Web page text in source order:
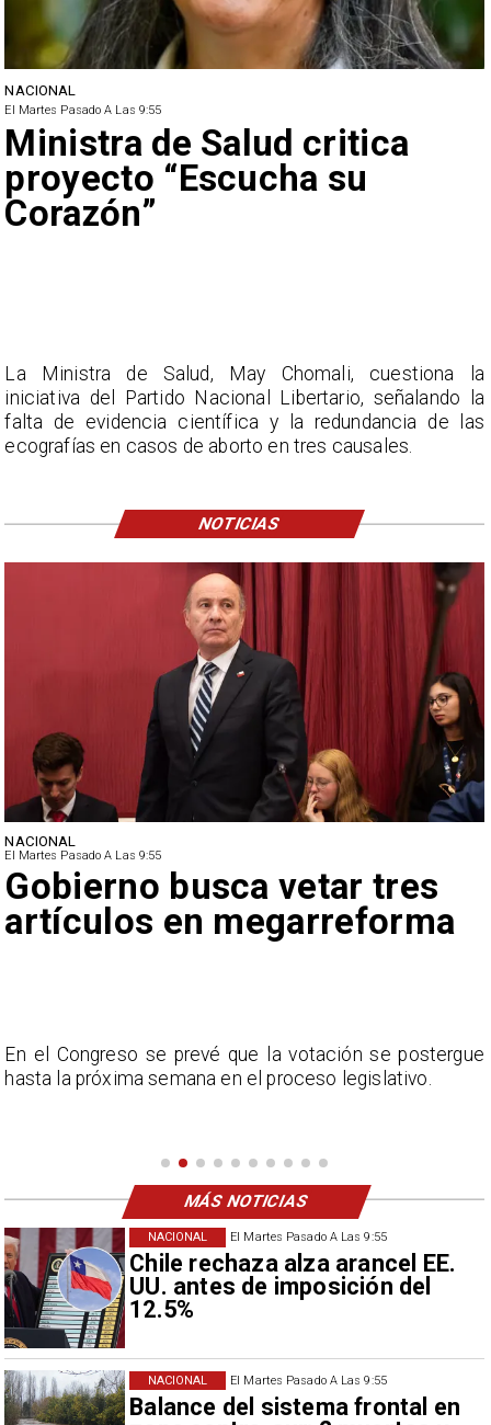
El Martes Pasado A Las 9:55
Chile rechaza alza arancel EE.
UU. antes de imposición del
12.5%
NACIONAL
El Martes Pasado A Las 9:55
Balance del sistema frontal en
NACIONAL
NACIONAL
El Martes Pasado A Las 9:55
Gobierno busca vetar tres
artículos en megarreforma
En el Congreso se prevé que la votación se postergue
hasta la próxima semana en el proceso legislativo.
NACIONAL
El Martes Pasado A Las 9:55
Ministra de Salud critica
proyecto “Escucha su
Corazón”
La Ministra de Salud, May Chomali, cuestiona la
iniciativa del Partido Nacional Libertario, señalando la
falta de evidencia científica y la redundancia de las
ecografías en casos de aborto en tres causales.
NOTICIAS
MÁS NOTICIAS